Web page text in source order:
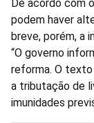
De acordo com
podem haver
breve, porém, a
“O governo
reforma. O
a tributação de
imunidades